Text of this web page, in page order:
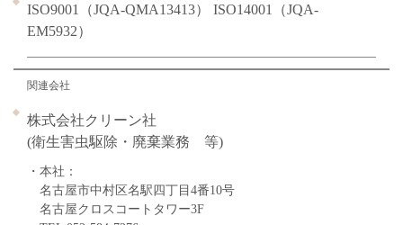
ISO9001（JQA-QMA13413） ISO14001（JQA-
EM5932）
関連会社
株式会社クリーン社
(衛生害虫駆除・廃棄業務 等)
・本社：
名古屋市中村区名駅四丁目4番10号
名古屋クロスコートタワー3F